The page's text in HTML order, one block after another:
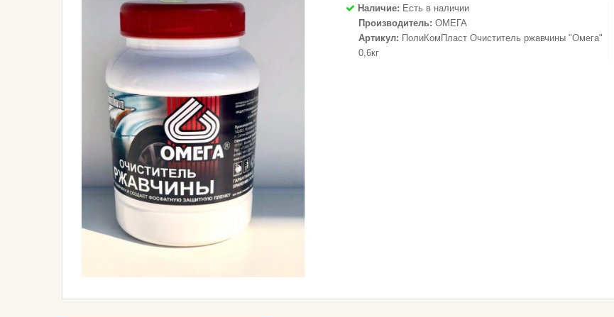
Автокосметика
Средства Индивидуальной
Защиты
Полировка И Защита
Материалы Для Подготовки
Инструмент
Ткани И Плёнки
Наличие: Есть в наличии
Производитель: ОМЕГА
Артикул: ПолиКомПласт Очиститель ржавчины "Омега"
0,6кг